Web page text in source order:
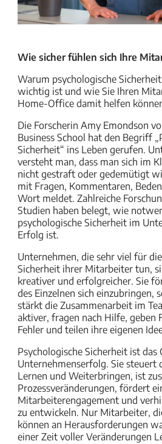
Wie sicher fühlen sich Ihre
Warum psychologische
wichtig ist und wie Sie Ihren
Home-Office damit helfen
Die Forscherin Amy Emondson
Business School hat den Begriff
Sicherheit“ ins Leben gerufen.
versteht man, dass man sich im
nicht gestraft oder gedemütigt
mit Fragen, Kommentaren,
Wort meldet. Zahlreiche
Studien haben belegt, wie
psychologische Sicherheit im
Erfolg ist.
Unternehmen, die sehr viel für
Sicherheit ihrer Mitarbeiter tun,
kreativer und erfolgreicher. Sie
des Einzelnen sich einzubringen,
stärkt die Zusammenarbeit im
aktiver, fragen nach Hilfe, geben
Fehler und teilen ihre eigenen
Psychologische Sicherheit ist
Unternehmenserfolg. Sie steuert
Lernen und Weiterbringen, ist
Prozessveränderungen, fördert
Mitarbeiterengagement und
zu entwickeln. Nur Mitarbeiter,
können an Herausforderungen
einer Zeit voller Veränderungen